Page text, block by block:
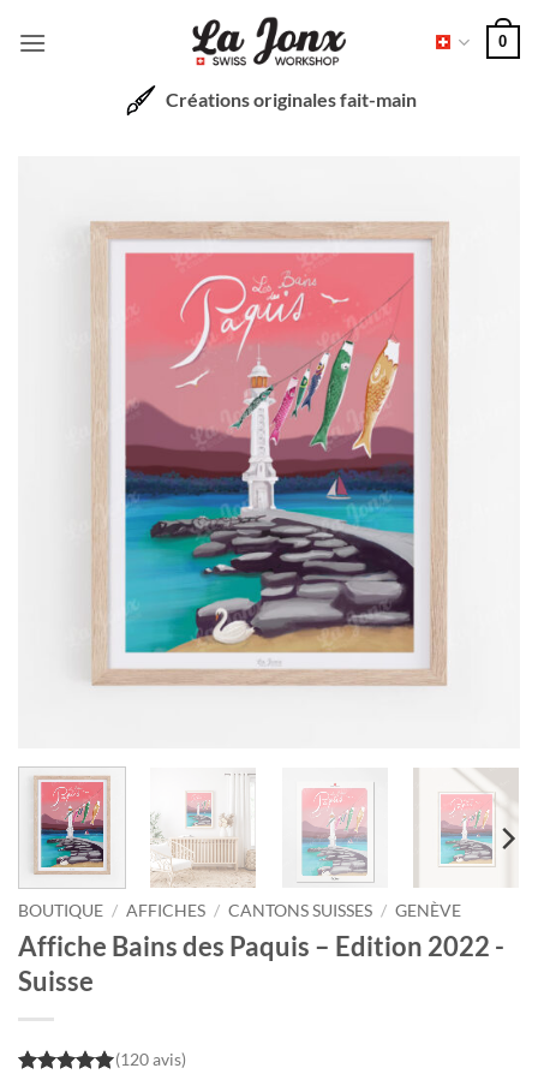
0
Créations originales fait-main
BOUTIQUE / AFFICHES / CANTONS SUISSES / GENÈVE
Affiche Bains des Paquis – Edition 2022 -
Suisse
(120 avis)